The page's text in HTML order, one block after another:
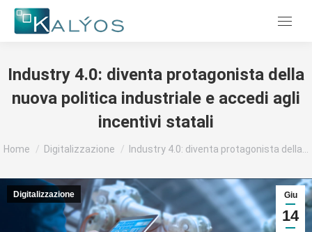
Industry 4.0: diventa protagonista della
nuova politica industriale e accedi agli
incentivi statali
Tu sei qui:
Home Digitalizzazione Industry 4.0: diventa protagonista della…
Giu
14
Digitalizzazione